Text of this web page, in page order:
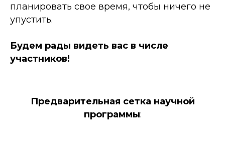
планировать свое время, чтобы ничего не
упустить.
Будем рады видеть вас в числе
участников!
Предварительная сетка научной
программы: